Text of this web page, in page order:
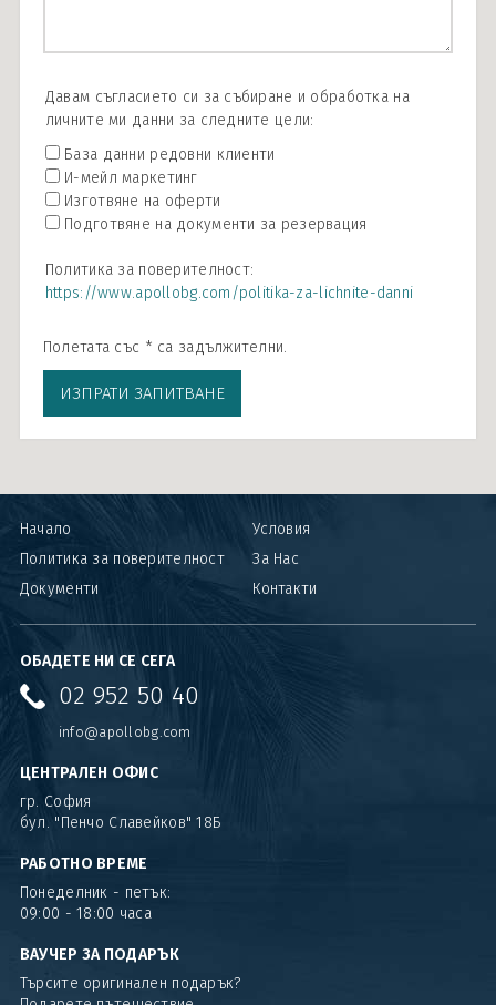
Давам съгласието си за събиране и обработка на
личните ми данни за следните цели:
База данни редовни клиенти
И-мейл маркетинг
Изготвяне на оферти
Подготвяне на документи за резервация
Политика за поверителност:
https://www.apollobg.com/politika-za-lichnite-danni
Полетата със * са задължителни.
Начало
Условия
Политика за поверителност
За Нас
Документи
Контакти
ОБАДЕТЕ НИ СЕ СЕГА
02 952 50 40
info@apollobg.com
ЦЕНТРАЛЕН ОФИС
гр. София
бул. "Пенчо Славейков" 18Б
РАБОТНО ВРЕМЕ
Понеделник - петък:
09:00 - 18:00 часа
ВАУЧЕР ЗА ПОДАРЪК
Търсите оригинален подарък?